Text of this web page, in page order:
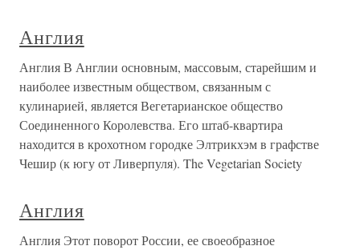
Англия
Англия В Англии основным, массовым, старейшим и
наиболее известным обществом, связанным с
кулинарией, является Вегетарианское общество
Соединенного Королевства. Его штаб-квартира
находится в крохотном городке Элтрикхэм в графстве
Чешир (к югу от Ливерпуля). The Vegetarian Society
Англия
Англия Этот поворот России, ее своеобразное